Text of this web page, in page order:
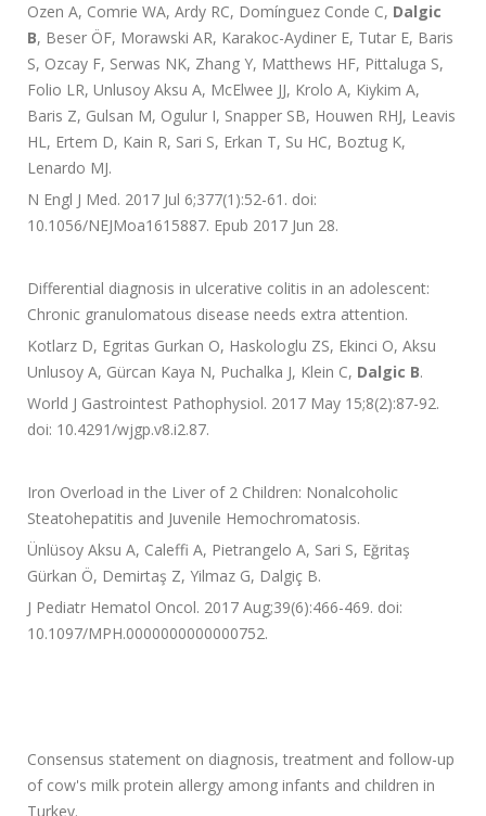
Ozen A, Comrie WA, Ardy RC, Domínguez Conde C, Dalgic
B, Beser ÖF, Morawski AR, Karakoc-Aydiner E, Tutar E, Baris
S, Ozcay F, Serwas NK, Zhang Y, Matthews HF, Pittaluga S,
Folio LR, Unlusoy Aksu A, McElwee JJ, Krolo A, Kiykim A,
Baris Z, Gulsan M, Ogulur I, Snapper SB, Houwen RHJ, Leavis
HL, Ertem D, Kain R, Sari S, Erkan T, Su HC, Boztug K,
Lenardo MJ.
N Engl J Med. 2017 Jul 6;377(1):52-61. doi:
10.1056/NEJMoa1615887. Epub 2017 Jun 28.
Differential diagnosis in ulcerative colitis in an adolescent:
Chronic granulomatous disease needs extra attention.
Kotlarz D, Egritas Gurkan O, Haskologlu ZS, Ekinci O, Aksu
Unlusoy A, Gürcan Kaya N, Puchalka J, Klein C, Dalgic B.
World J Gastrointest Pathophysiol. 2017 May 15;8(2):87-92.
doi: 10.4291/wjgp.v8.i2.87.
Iron Overload in the Liver of 2 Children: Nonalcoholic
Steatohepatitis and Juvenile Hemochromatosis.
Ünlüsoy Aksu A, Caleffi A, Pietrangelo A, Sari S, Eğritaş
Gürkan Ö, Demirtaş Z, Yilmaz G, Dalgiç B.
J Pediatr Hematol Oncol. 2017 Aug;39(6):466-469. doi:
10.1097/MPH.0000000000000752.
Consensus statement on diagnosis, treatment and follow-up
of cow's milk protein allergy among infants and children in
Turkey.